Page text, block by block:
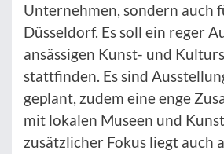
Unternehmen, sondern auch
Düsseldorf. Es soll ein reger
ansässigen Kunst- und
stattfinden. Es sind
geplant, zudem eine enge
mit lokalen Museen und
zusätzlicher Fokus liegt auch